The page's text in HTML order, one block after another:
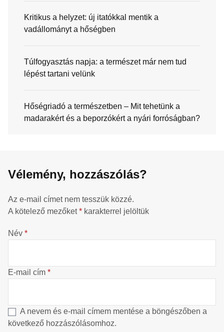
Kritikus a helyzet: új itatókkal mentik a
vadállományt a hőségben
Túlfogyasztás napja: a természet már nem tud
lépést tartani velünk
Hőségriadó a természetben – Mit tehetünk a
madarakért és a beporzókért a nyári forróságban?
Vélemény, hozzászólás?
Az e-mail címet nem tesszük közzé.
A kötelező mezőket* karakterrel jelöltük
Név *
E-mail cím *
A nevem és e-mail címem mentése a böngészőben a
következő hozzászólásomhoz.